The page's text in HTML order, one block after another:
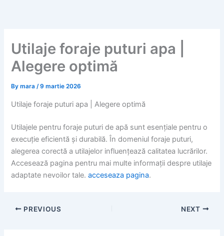
Utilaje foraje puturi apa |
Alegere optimă
Bymara/9 martie 2026
Utilaje foraje puturi apa | Alegere optimă
Utilajele pentru foraje puturi de apă sunt esențiale pentru o
execuție eficientă și durabilă. În domeniul foraje puturi,
alegerea corectă a utilajelor influențează calitatea lucrărilor.
Accesează pagina pentru mai multe informații despre utilaje
adaptate nevoilor tale.acceseaza pagina.
PREVIOUS NEXT